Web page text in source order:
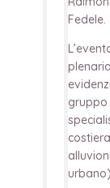
Fedele.
gruppo